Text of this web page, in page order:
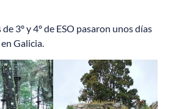
3º y 4º de ESO pasaron unos días
Galicia.